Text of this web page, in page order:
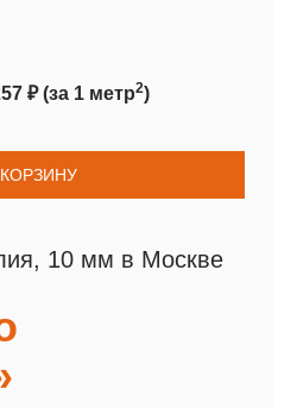
₽(за 1 метр2)
В КОРЗИНУ
10 мм в Москве